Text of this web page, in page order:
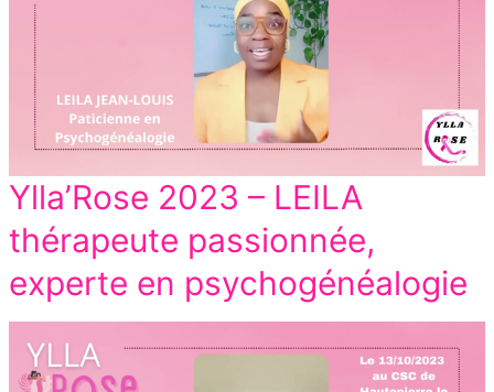
Ylla’Rose 2023 – LEILA
thérapeute passionnée,
experte en psychogénéalogie